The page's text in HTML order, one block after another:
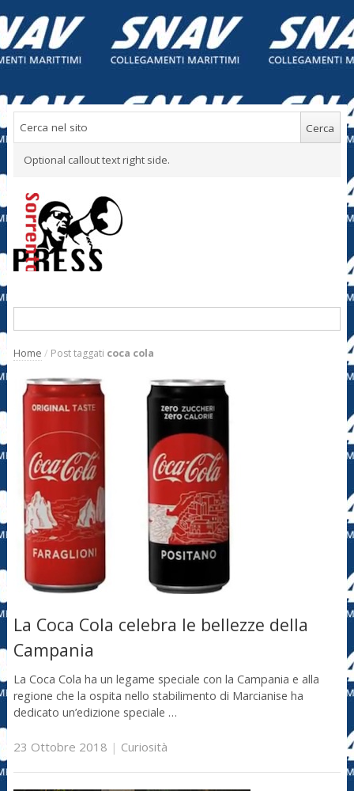
Optional callout text right side.
Home / Post taggati coca cola
La Coca Cola celebra le bellezze della
Campania
La Coca Cola ha un legame speciale con la Campania e alla
regione che la ospita nello stabilimento di Marcianise ha
dedicato un’edizione speciale …
23 Ottobre 2018 | Curiosità